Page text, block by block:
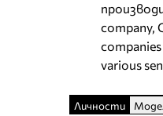
company,
various
Личности